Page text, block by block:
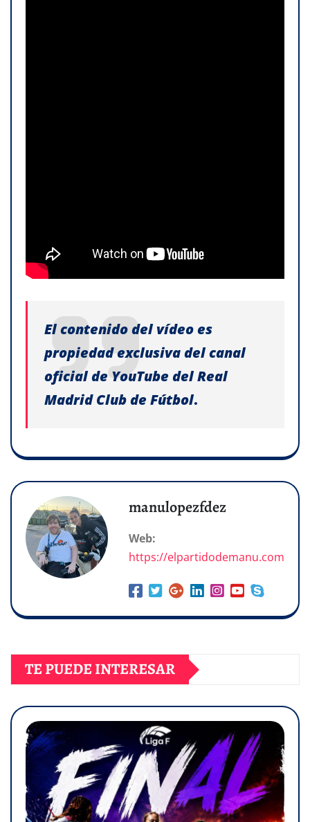
El contenido del vídeo es
propiedad exclusiva del canal
oficial de YouTube del Real
Madrid Club de Fútbol.
manulopezfdez
Web:
https://elpartidodemanu.com
TE PUEDE INTERESAR